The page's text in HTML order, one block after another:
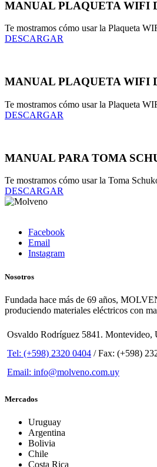
MANUAL PLAQUETA WIFI
Te mostramos cómo usar la Plaqueta
DESCARGAR
MANUAL PLAQUETA WIFI
Te mostramos cómo usar la Plaqueta
DESCARGAR
MANUAL PARA TOMA
Te mostramos cómo usar la Toma
DESCARGAR
Facebook
Email
Instagram
Nosotros
Fundada hace más de 69 años,
produciendo materiales eléctricos con
Osvaldo Rodríguez 5841. Montevideo,
Tel: (+598) 2320 0404 / Fax: (+598)
Email: info@molveno.com.uy
Mercados
Uruguay
Argentina
Bolivia
Chile
Costa Rica